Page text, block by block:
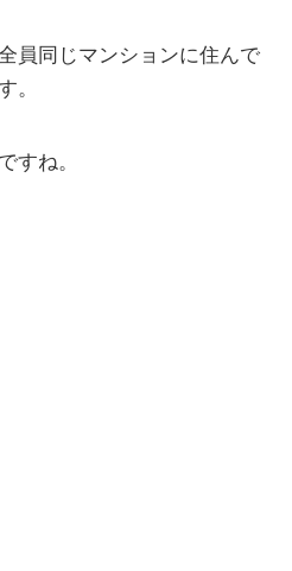
員同じマンションに住んで
。
すね。